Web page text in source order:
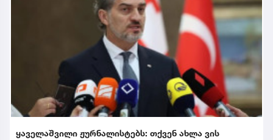
ყაველაშვილი ჟურნალისტებს: თქვენ ახლა ვის